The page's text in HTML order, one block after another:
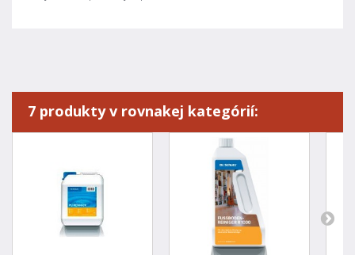
7 produkty v rovnakej kategórií: